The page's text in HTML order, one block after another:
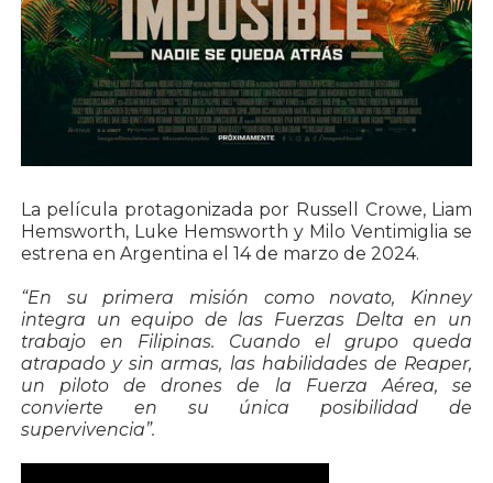
La película protagonizada por Russell Crowe, Liam
Hemsworth, Luke Hemsworth y Milo Ventimiglia se
estrena en Argentina el 14 de marzo de 2024.
“En su primera misión como novato, Kinney
integra un equipo de las Fuerzas Delta en un
trabajo en Filipinas. Cuando el grupo queda
atrapado y sin armas, las habilidades de Reaper,
un piloto de drones de la Fuerza Aérea, se
convierte en su única posibilidad de
supervivencia”.